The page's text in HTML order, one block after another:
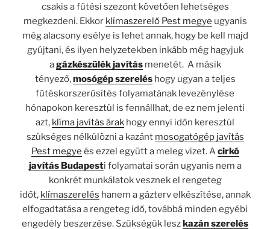
csakis a fűtési szezont követően lehetséges
megkezdeni. Ekkor klímaszerelő Pest megye ugyanis
még alacsony esélye is lehet annak, hogy be kell majd
gyújtani, és ilyen helyzetekben inkább még hagyjuk
agázkészülék javításmenetét. A másik
tényező,mosógép szereléshogy ugyan a teljes
fűtéskorszerűsítés folyamatának levezénylése
hónapokon keresztül is fennállhat, de ez nem jelenti
azt, klíma javítás árak hogy ennyi időn keresztül
szükséges nélkülözni a kazánt mosogatógép javítás
Pest megye és ezzel együtt a meleg vizet. Acirkó
javítás Budapesti folyamatai során ugyanis nem a
konkrét munkálatok vesznek el rengeteg
időt, klímaszerelés hanem a gázterv elkészítése, annak
elfogadtatása a rengeteg idő, továbbá minden egyébi
engedély beszerzése. Szükségük leszkazán szerelés